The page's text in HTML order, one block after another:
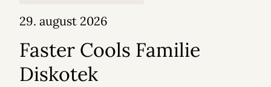
29. august 2026
Faster Cools Familie
Diskotek